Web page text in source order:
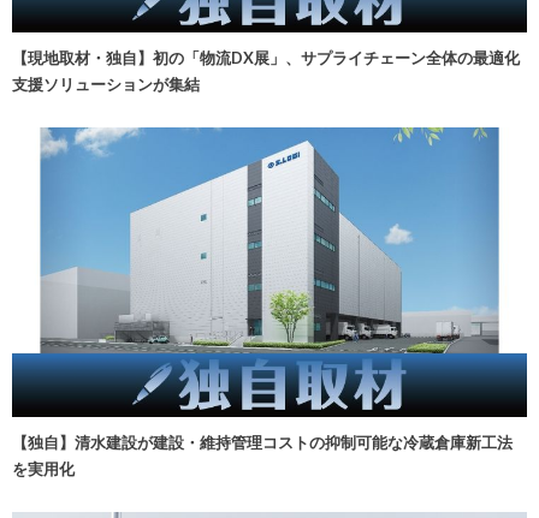
【現地取材・独自】初の「物流DX展」、サプライチェーン全体の最適化
支援ソリューションが集結
【独自】清水建設が建設・維持管理コストの抑制可能な冷蔵倉庫新工法
を実用化